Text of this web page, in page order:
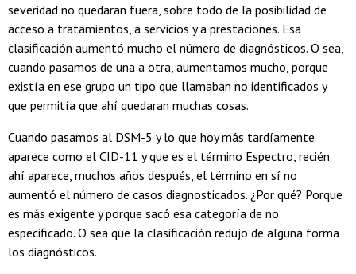
severidad no quedaran fuera, sobre todo de la posibilidad de
acceso a tratamientos, a servicios y a prestaciones. Esa
clasificación aumentó mucho el número de diagnósticos. O sea,
cuando pasamos de una a otra, aumentamos mucho, porque
existía en ese grupo un tipo que llamaban no identificados y
que permitía que ahí quedaran muchas cosas.
Cuando pasamos al DSM-5 y lo que hoy más tardíamente
aparece como el CID-11 y que es el término Espectro, recién
ahí aparece, muchos años después, el término en sí no
aumentó el número de casos diagnosticados. ¿Por qué? Porque
es más exigente y porque sacó esa categoría de no
especificado. O sea que la clasificación redujo de alguna forma
los diagnósticos.